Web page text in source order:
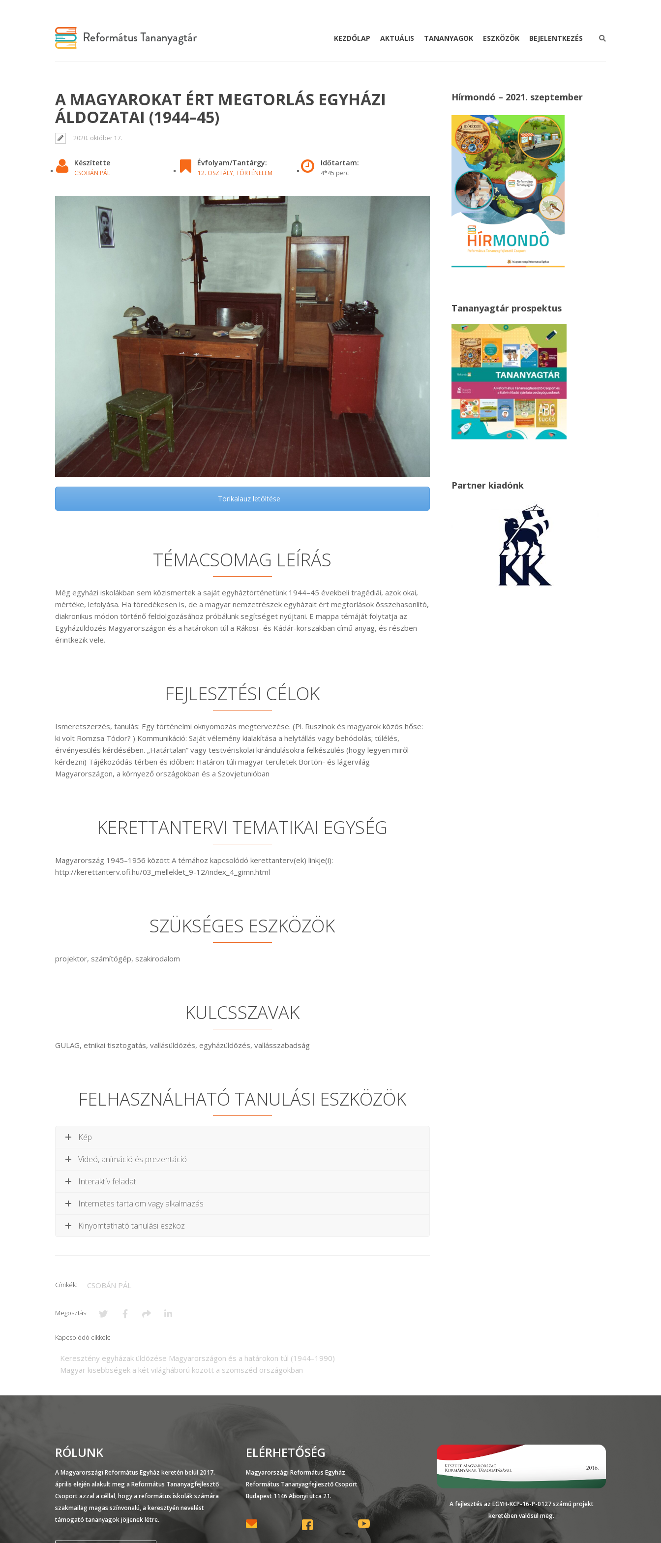
KEZDŐLAP AKTUÁLIS TANANYAGOK ESZKÖZÖK BEJELENTKEZÉS
A MAGYAROKAT ÉRT MEGTORLÁS EGYHÁZI
ÁLDOZATAI (1944–45)
2020. október 17.
Készítette
CSOBÁN PÁL
Évfolyam/Tantárgy:
12. OSZTÁLY, TÖRTÉNELEM
Időtartam:
4*45 perc
Törikalauz letöltése
TÉMACSOMAG LEÍRÁS
Még egyházi iskolákban sem közismertek a saját egyháztörténetünk 1944–45 évekbeli tragédiái, azok okai,
mértéke, lefolyása. Ha töredékesen is, de a magyar nemzetrészek egyházait ért megtorlások összehasonlító,
diakronikus módon történő feldolgozásához próbálunk segítséget nyújtani. E mappa témáját folytatja az
Egyházüldözés Magyarországon és a határokon túl a Rákosi- és Kádár-korszakban című anyag, és részben
érintkezik vele.
FEJLESZTÉSI CÉLOK
Ismeretszerzés, tanulás: Egy történelmi oknyomozás megtervezése. (Pl. Ruszinok és magyarok közös hőse:
ki volt Romzsa Tódor? ) Kommunikáció: Saját vélemény kialakítása a helytállás vagy behódolás; túlélés,
érvényesülés kérdésében. „Határtalan” vagy testvériskolai kirándulásokra felkészülés (hogy legyen miről
kérdezni) Tájékozódás térben és időben: Határon túli magyar területek Börtön- és lágervilág
Magyarországon, a környező országokban és a Szovjetunióban
KERETTANTERVI TEMATIKAI EGYSÉG
Magyarország 1945–1956 között A témához kapcsolódó kerettanterv(ek) linkje(i):
http://kerettanterv.ofi.hu/03_melleklet_9-12/index_4_gimn.html
SZÜKSÉGES ESZKÖZÖK
projektor, számítógép, szakirodalom
KULCSSZAVAK
GULAG, etnikai tisztogatás, vallásüldözés, egyházüldözés, vallásszabadság
FELHASZNÁLHATÓ TANULÁSI ESZKÖZÖK
Kép
Videó, animáció és prezentáció
Interaktív feladat
Internetes tartalom vagy alkalmazás
Kinyomtatható tanulási eszköz
Címkék: CSOBÁN PÁL
Megosztás:
Kapcsolódó cikkek:
Keresztény egyházak üldözése Magyarországon és a határokon túl (1944–1990)
Magyar kisebbségek a két világháború között a szomszéd országokban
Hírmondó – 2021. szeptember
Tananyagtár prospektus
Partner kiadónk
RÓLUNK
A Magyarországi Református Egyház keretén belül 2017.
április elején alakult meg a Református Tananyagfejlesztő
Csoport azzal a céllal, hogy a református iskolák számára
szakmailag magas színvonalú, a keresztyén nevelést
támogató tananyagok jöjjenek létre.
ELÉRHETŐSÉG
Magyarországi Református Egyház
Református Tananyagfejlesztő Csoport
Budapest 1146 Abonyi utca 21.
A fejlesztés az EGYH-KCP-16-P-0127 számú projekt
keretében valósul meg.